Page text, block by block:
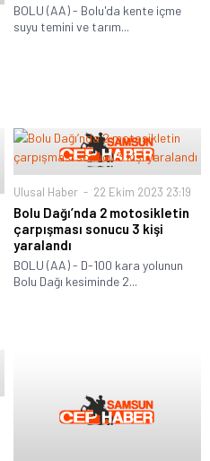
BOLU (AA) - Bolu'da kente içme
suyu temini ve tarım...
Ulusal Haber 22 Ekim 2023 23:19
Bolu Dağı’nda 2 motosikletin
çarpışması sonucu 3 kişi
yaralandı
BOLU (AA) - D-100 kara yolunun
Bolu Dağı kesiminde 2...